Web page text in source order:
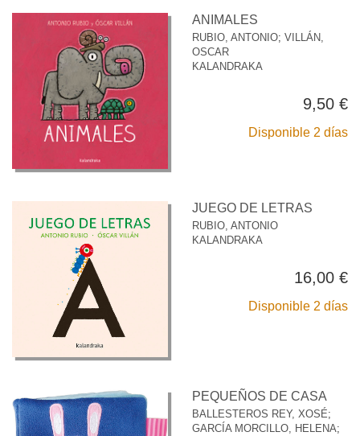
ANIMALES
RUBIO, ANTONIO; VILLÁN,
OSCAR
KALANDRAKA
9,50 €
Disponible 2 días
JUEGO DE LETRAS
RUBIO, ANTONIO
KALANDRAKA
16,00 €
Disponible 2 días
PEQUEÑOS DE CASA
BALLESTEROS REY, XOSÉ;
GARCÍA MORCILLO, HELENA;